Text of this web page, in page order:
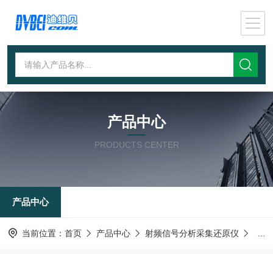
产品中心
PRODUCTS CENTER
产品中心
当前位置： 首页 产品中心 射频信号分析采集还原仪